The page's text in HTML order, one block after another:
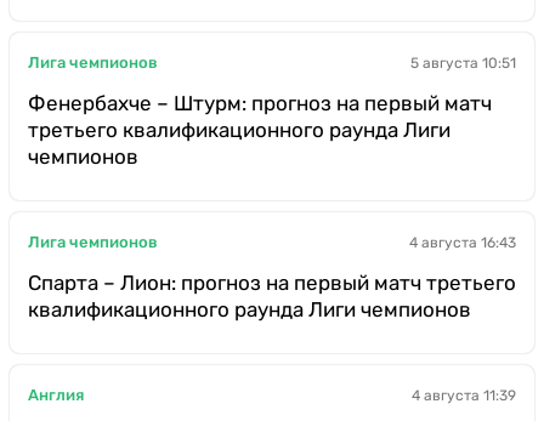
Лига чемпионов 5 августа 10:51
Фенербахче – Штурм: прогноз на первый матч
третьего квалификационного раунда Лиги
чемпионов
Лига чемпионов 4 августа 16:43
Спарта – Лион: прогноз на первый матч третьего
квалификационного раунда Лиги чемпионов
Англия 4 августа 11:39